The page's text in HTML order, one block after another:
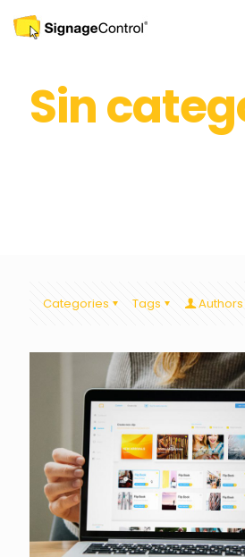
Sin
Categories Tags Authors